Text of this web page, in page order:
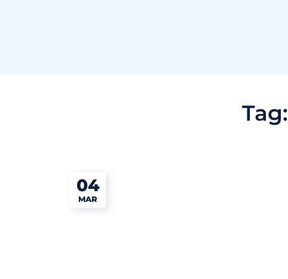
Tag:
04
MAR